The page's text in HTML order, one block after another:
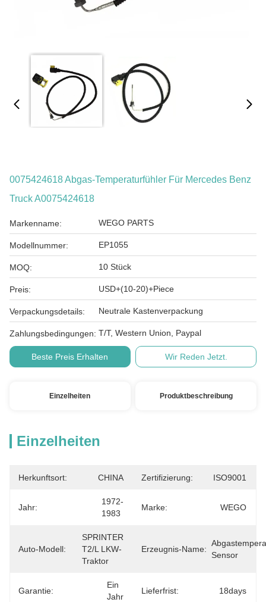
0075424618 Abgas-Temperaturfühler Für Mercedes Benz
Truck A0075424618
Markenname: WEGO PARTS
Modellnummer: EP1055
MOQ: 10 Stück
Preis: USD+(10-20)+Piece
Verpackungsdetails: Neutrale Kastenverpackung
Zahlungsbedingungen: T/T, Western Union, Paypal
Beste Preis Erhalten Wir Reden Jetzt.
Einzelheiten Produktbeschreibung
Einzelheiten
Herkunftsort: CHINA Zertifizierung: ISO9001
Jahr:
1972-
1983
Marke: WEGO
Auto-Modell:
SPRINTER
T2/L LKW-
Traktor
Erzeugnis-Name:
Sensor
Garantie:
Ein
Jahr
Lieferfrist: 18days